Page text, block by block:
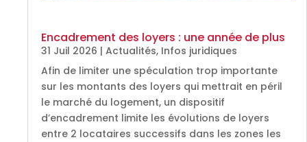
Encadrement des loyers : une année de plus
31 Juil 2026 | Actualités, Infos juridiques
Afin de limiter une spéculation trop importante
sur les montants des loyers qui mettrait en péril
le marché du logement, un dispositif
d’encadrement limite les évolutions de loyers
entre 2 locataires successifs dans les zones les